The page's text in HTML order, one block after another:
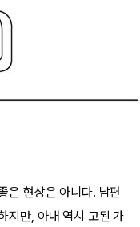
은 현상은 아니다. 남편
지만, 아내 역시 고된 가